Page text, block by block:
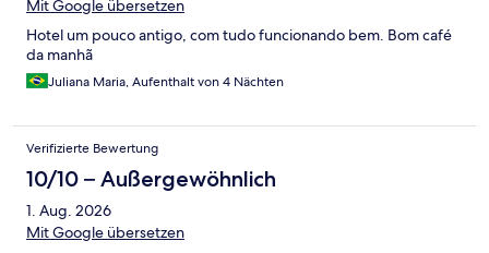
Mit Google übersetzen
Hotel um pouco antigo, com tudo funcionando bem. Bom café
da manhã
Juliana Maria, Aufenthalt von 4 Nächten
Verifizierte Bewertung
10/10 – Außergewöhnlich
1. Aug. 2026
Mit Google übersetzen